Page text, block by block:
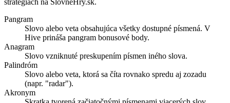
Pangram
Slovo alebo veta obsahujúca všetky dostupné písmená. V
Hive prináša pangram bonusové body.
Anagram
Slovo vzniknuté preskupením písmen iného slova.
Palindróm
Slovo alebo veta, ktorá sa číta rovnako spredu aj zozadu
(napr. "radar").
Akronym